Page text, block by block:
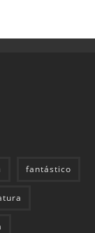
fantástico